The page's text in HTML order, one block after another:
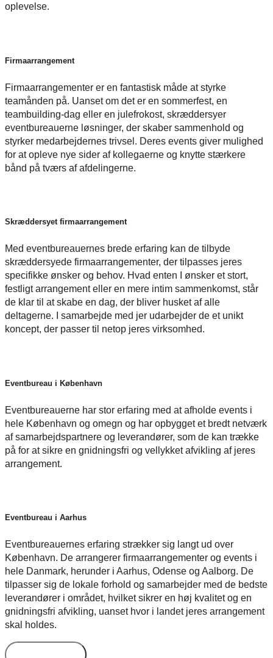
oplevelse.
Firmaarrangement
Firmaarrangementer er en fantastisk måde at styrke
teamånden på. Uanset om det er en sommerfest, en
teambuilding-dag eller en julefrokost, skræddersyer
eventbureauerne løsninger, der skaber sammenhold og
styrker medarbejdernes trivsel. Deres events giver mulighed
for at opleve nye sider af kollegaerne og knytte stærkere
bånd på tværs af afdelingerne.
Skræddersyet firmaarrangement
Med eventbureauernes brede erfaring kan de tilbyde
skræddersyede firmaarrangementer, der tilpasses jeres
specifikke ønsker og behov. Hvad enten I ønsker et stort,
festligt arrangement eller en mere intim sammenkomst, står
de klar til at skabe en dag, der bliver husket af alle
deltagerne. I samarbejde med jer udarbejder de et unikt
koncept, der passer til netop jeres virksomhed.
Eventbureau i København
Eventbureauerne har stor erfaring med at afholde events i
hele København og omegn og har opbygget et bredt netværk
af samarbejdspartnere og leverandører, som de kan trække
på for at sikre en gnidningsfri og vellykket afvikling af jeres
arrangement.
Eventbureau i Aarhus
Eventbureauernes erfaring strækker sig langt ud over
København. De arrangerer firmaarrangementer og events i
hele Danmark, herunder i Aarhus, Odense og Aalborg. De
tilpasser sig de lokale forhold og samarbejder med de bedste
leverandører i området, hvilket sikrer en høj kvalitet og en
gnidningsfri afvikling, uanset hvor i landet jeres arrangement
skal holdes.